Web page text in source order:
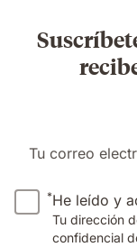
Tu correo
*He leído y
Tu dirección
confidencial